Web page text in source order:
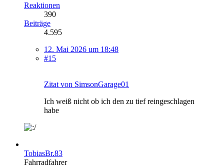
Reaktionen
390
Beiträge
4.595
12. Mai 2026 um 18:48
#15
Zitat von SimsonGarage01
Ich weiß nicht ob ich den zu tief reingeschlagen
habe
TobiasBr.83
Fahrradfahrer